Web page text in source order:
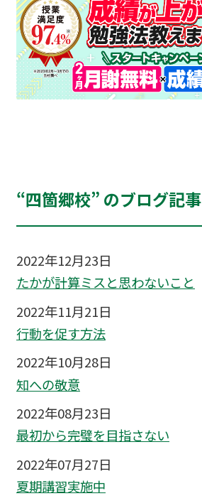
“四箇郷校” のブログ記事
2022年12月23日
たかが計算ミスと思わないこと
2022年11月21日
行動を促す方法
2022年10月28日
知への敬意
2022年08月23日
最初から完璧を目指さない
2022年07月27日
夏期講習実施中